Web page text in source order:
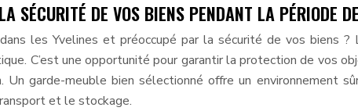
SÉCURITÉ DE VOS BIENS PENDANT LA PÉRIODE
les Yvelines et préoccupé par la sécurité de vos biens ?
C’est une opportunité pour garantir la protection de vos
Un garde-meuble bien sélectionné offre un environnement
et le stockage.